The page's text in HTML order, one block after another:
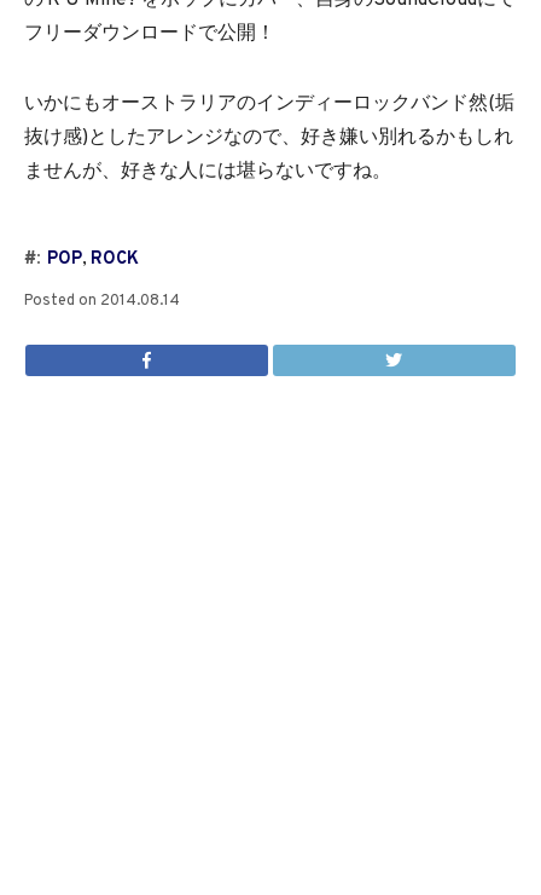
フリーダウンロードで公開！
いかにもオーストラリアのインディーロックバンド然(垢
抜け感)としたアレンジなので、好き嫌い別れるかもしれ
ませんが、好きな人には堪らないですね。
#: POP, ROCK
Posted on 2014.08.14